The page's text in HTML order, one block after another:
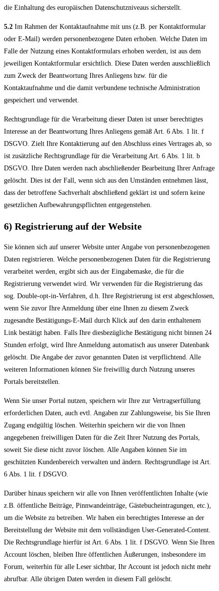
die Einhaltung des europäischen Datenschutzniveaus sicherstellt.
5.2 Im Rahmen der Kontaktaufnahme mit uns (z.B. per Kontaktformular
oder E-Mail) werden personenbezogene Daten erhoben. Welche Daten im
Falle der Nutzung eines Kontaktformulars erhoben werden, ist aus dem
jeweiligen Kontaktformular ersichtlich. Diese Daten werden ausschließlich
zum Zweck der Beantwortung Ihres Anliegens bzw. für die
Kontaktaufnahme und die damit verbundene technische Administration
gespeichert und verwendet.
Rechtsgrundlage für die Verarbeitung dieser Daten ist unser berechtigtes
Interesse an der Beantwortung Ihres Anliegens gemäß Art. 6 Abs. 1 lit. f
DSGVO. Zielt Ihre Kontaktierung auf den Abschluss eines Vertrages ab, so
ist zusätzliche Rechtsgrundlage für die Verarbeitung Art. 6 Abs. 1 lit. b
DSGVO. Ihre Daten werden nach abschließender Bearbeitung Ihrer Anfrage
gelöscht. Dies ist der Fall, wenn sich aus den Umständen entnehmen lässt,
dass der betroffene Sachverhalt abschließend geklärt ist und sofern keine
gesetzlichen Aufbewahrungspflichten entgegenstehen.
6) Registrierung auf der Website
Sie können sich auf unserer Website unter Angabe von personenbezogenen
Daten registrieren. Welche personenbezogenen Daten für die Registrierung
verarbeitet werden, ergibt sich aus der Eingabemaske, die für die
Registrierung verwendet wird. Wir verwenden für die Registrierung das
sog. Double-opt-in-Verfahren, d.h. Ihre Registrierung ist erst abgeschlossen,
wenn Sie zuvor Ihre Anmeldung über eine Ihnen zu diesem Zweck
zugesandte Bestätigungs-E-Mail durch Klick auf den darin enthaltenem
Link bestätigt haben. Falls Ihre diesbezügliche Bestätigung nicht binnen 24
Stunden erfolgt, wird Ihre Anmeldung automatisch aus unserer Datenbank
gelöscht. Die Angabe der zuvor genannten Daten ist verpflichtend. Alle
weiteren Informationen können Sie freiwillig durch Nutzung unseres
Portals bereitstellen.
Wenn Sie unser Portal nutzen, speichern wir Ihre zur Vertragserfüllung
erforderlichen Daten, auch evtl. Angaben zur Zahlungsweise, bis Sie Ihren
Zugang endgültig löschen. Weiterhin speichern wir die von Ihnen
angegebenen freiwilligen Daten für die Zeit Ihrer Nutzung des Portals,
soweit Sie diese nicht zuvor löschen. Alle Angaben können Sie im
geschützten Kundenbereich verwalten und ändern. Rechtsgrundlage ist Art.
6 Abs. 1 lit. f DSGVO.
Darüber hinaus speichern wir alle von Ihnen veröffentlichten Inhalte (wie
z.B. öffentliche Beiträge, Pinnwandeinträge, Gästebucheintragungen, etc.),
um die Website zu betreiben. Wir haben ein berechtigtes Interesse an der
Bereitstellung der Website mit dem vollständigen User-Generated-Content.
Die Rechtsgrundlage hierfür ist Art. 6 Abs. 1 lit. f DSGVO. Wenn Sie Ihren
Account löschen, bleiben Ihre öffentlichen Äußerungen, insbesondere im
Forum, weiterhin für alle Leser sichtbar, Ihr Account ist jedoch nicht mehr
abrufbar. Alle übrigen Daten werden in diesem Fall gelöscht.